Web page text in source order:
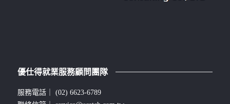
優仕得就業服務顧問團隊
服務電話｜ (02) 6623-6789